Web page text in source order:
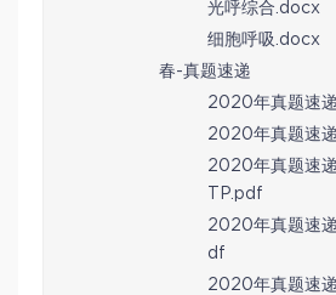
光呼综合.docx
细胞呼吸.docx
春-真题速递
2020年真题速
2020年真题速
2020年真题速
TP.pdf
2020年真题速
df
2020年真题速